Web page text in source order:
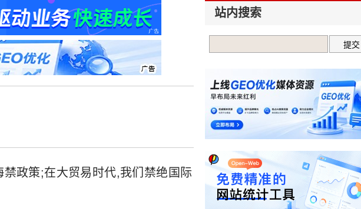
政策;在大贸易时代,我们禁绝国际
站内搜索